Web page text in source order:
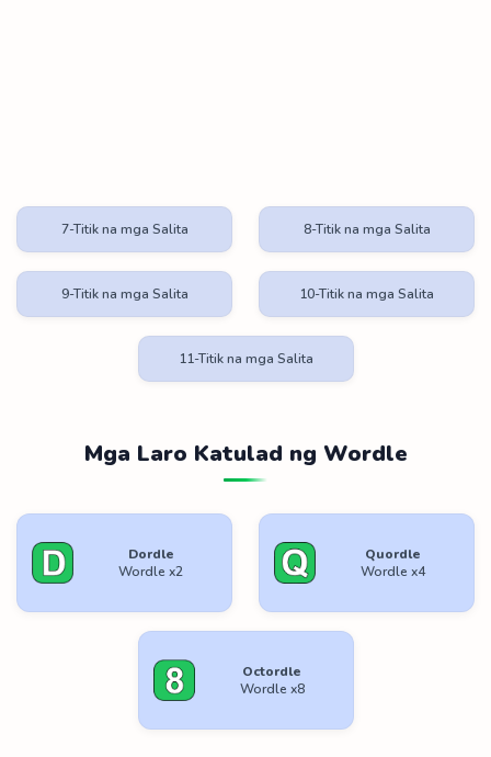
7-Titik na mga Salita 8-Titik na mga Salita
9-Titik na mga Salita 10-Titik na mga Salita
11-Titik na mga Salita
Mga Laro Katulad ng Wordle
Dordle
Wordle x2
Quordle
Wordle x4
Octordle
Wordle x8